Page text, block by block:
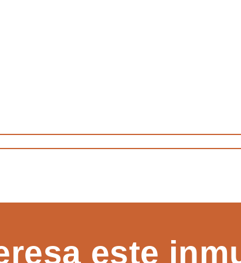
este